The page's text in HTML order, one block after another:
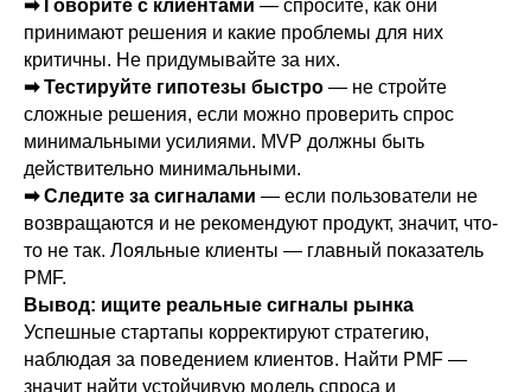
➡ Говорите с клиентами — спросите, как они
принимают решения и какие проблемы для них
критичны. Не придумывайте за них.
➡ Тестируйте гипотезы быстро — не стройте
сложные решения, если можно проверить спрос
минимальными усилиями. MVP должны быть
действительно минимальными.
➡ Следите за сигналами — если пользователи не
возвращаются и не рекомендуют продукт, значит, что-
то не так. Лояльные клиенты — главный показатель
PMF.
Вывод: ищите реальные сигналы рынка
Успешные стартапы корректируют стратегию,
наблюдая за поведением клиентов. Найти PMF —
значит найти устойчивую модель спроса и